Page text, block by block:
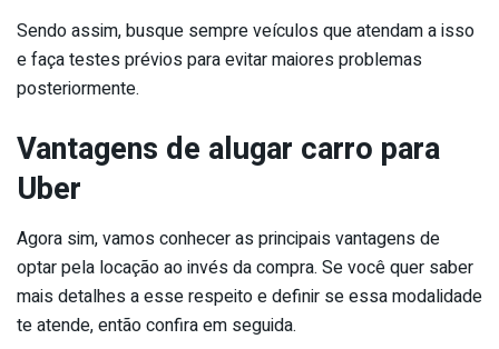
Sendo assim, busque sempre veículos que atendam a isso
e faça testes prévios para evitar maiores problemas
posteriormente.
Vantagens de alugar carro para
Uber
Agora sim, vamos conhecer as principais vantagens de
optar pela locação ao invés da compra. Se você quer saber
mais detalhes a esse respeito e definir se essa modalidade
te atende, então confira em seguida.